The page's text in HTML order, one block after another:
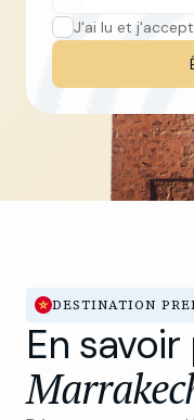
J'ai lu et
DESTINATION
En